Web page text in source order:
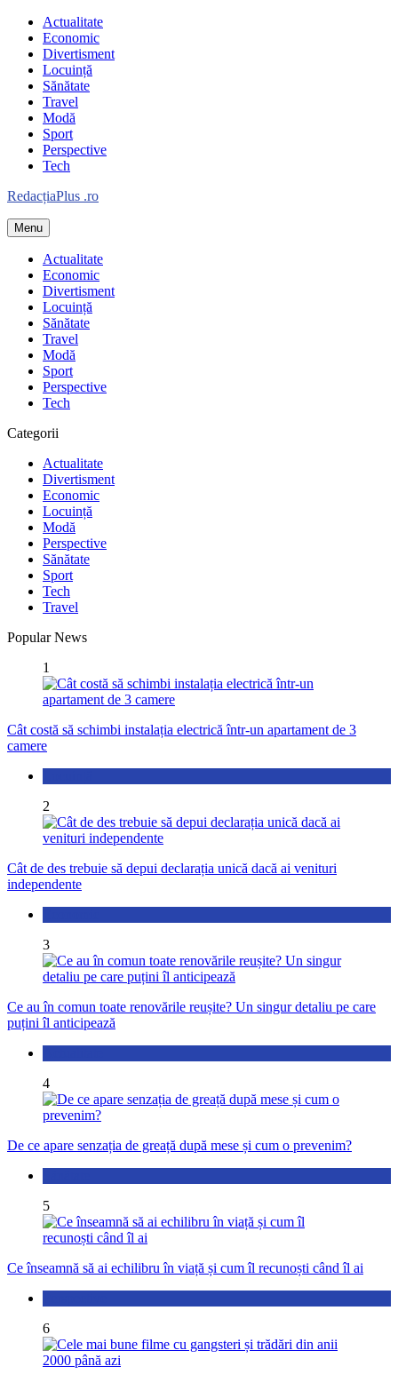
Skip
content
Actualitate
Economic
Divertisment
Locuință
Sănătate
Travel
Modă
Sport
Perspective
Tech
RedacțiaPlus .ro
Informație plus inspirație
Menu
Actualitate
Economic
Divertisment
Locuință
Sănătate
Travel
Modă
Sport
Perspective
Tech
Categorii
Actualitate
Divertisment
Economic
Locuință
Modă
Perspective
Sănătate
Sport
Tech
Travel
Popular News
1
Cât costă să schimbi instalația electrică într-un apartament de 3
camere
2
Cât de des trebuie să depui declarația unică dacă ai venituri
independente
3
Ce au în comun toate renovările reușite? Un singur detaliu pe care
puțini îl anticipează
4
De ce apare senzația de greață după mese și cum o prevenim?
5
Ce înseamnă să ai echilibru în viață și cum îl recunoști când îl ai
6